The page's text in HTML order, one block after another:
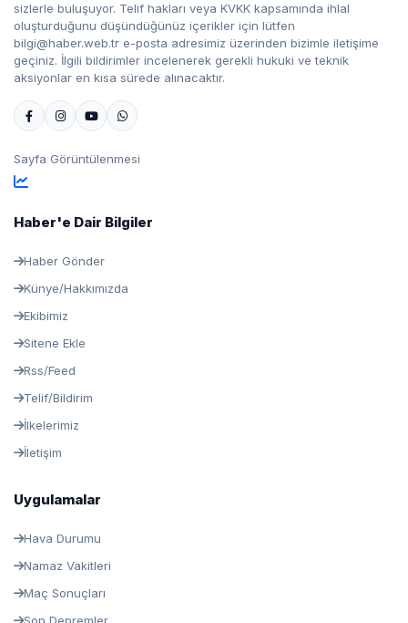
sizlerle buluşuyor. Telif hakları veya KVKK kapsamında ihlal
oluşturduğunu düşündüğünüz içerikler için lütfen
bilgi@haber.web.tr e-posta adresimiz üzerinden bizimle iletişime
geçiniz. İlgili bildirimler incelenerek gerekli hukuki ve teknik
aksiyonlar en kısa sürede alınacaktır.
Sayfa Görüntülenmesi
Haber'e Dair Bilgiler
Haber Gönder
Künye/Hakkımızda
Ekibimiz
Sitene Ekle
Rss/Feed
Telif/Bildirim
İlkelerimiz
İletişim
Uygulamalar
Hava Durumu
Namaz Vakitleri
Maç Sonuçları